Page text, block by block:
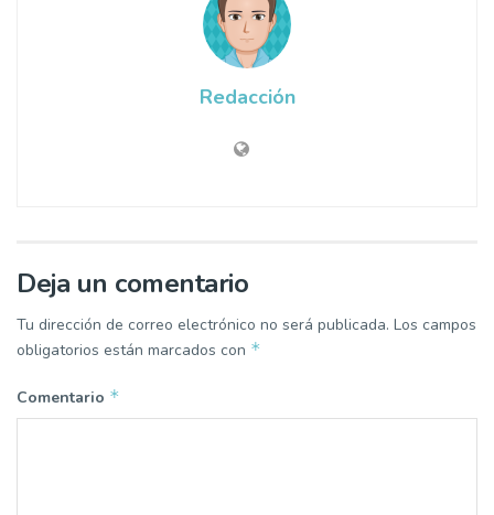
Redacción
Deja un comentario
Tu dirección de correo electrónico no será publicada. Los campos
obligatorios están marcados con *
Comentario *